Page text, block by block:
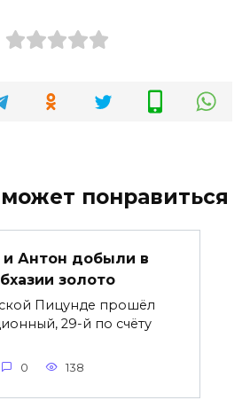
понравиться
и Антон добыли в
золото
Пицунде прошёл
29-й по счёту
0 138